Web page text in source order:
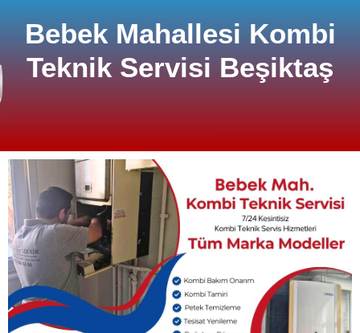
Bebek Mahallesi Kombi
Teknik Servisi Beşiktaş